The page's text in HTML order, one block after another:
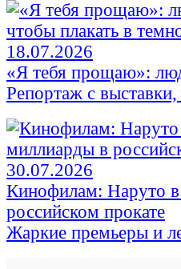
18.07.2026
«Я тебя прощаю»:
Репортаж с
30.07.2026
Кинофилам: Наруто в
российском прокате
Жаркие премьеры и